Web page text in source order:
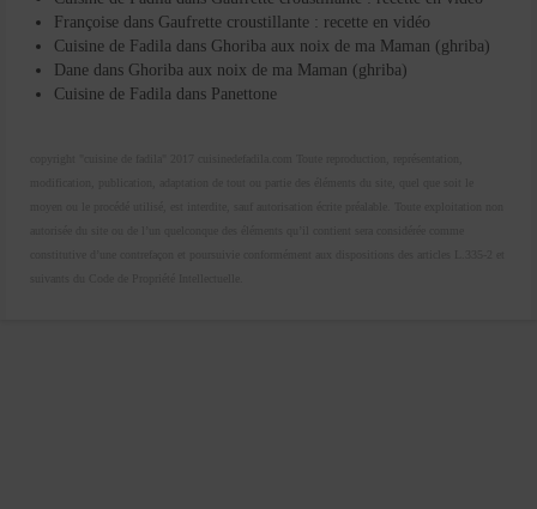
Françoise dans Gaufrette croustillante : recette en vidéo
Cuisine de Fadila dans Ghoriba aux noix de ma Maman (ghriba)
Dane dans Ghoriba aux noix de ma Maman (ghriba)
Cuisine de Fadila dans Panettone